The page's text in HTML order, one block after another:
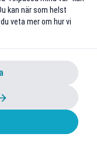
kan när som helst
veta mer om hur vi